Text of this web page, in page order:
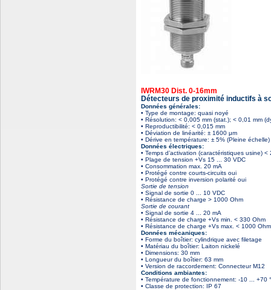
IWRM30 Dist. 0-16mm
Détecteurs de proximité inductifs à
Données générales:
• Type de montage: quasi noyé
• Résolution: < 0,005 mm (stat.); < 0,01 mm
• Reproductibilité: < 0,015 mm
• Déviation de linéarité: ± 1600 μm
• Dérive en température: ± 5% (Pleine échelle)
Données électriques:
• Temps d’activation (caractéristiques usine) <
• Plage de tension +Vs 15 ... 30 VDC
• Consommation max. 20 mA
• Protégé contre courts-circuits oui
• Protégé contre inversion polarité oui
Sortie de tension
• Signal de sortie 0 ... 10 VDC
• Résistance de charge > 1000 Ohm
Sortie de courant
• Signal de sortie 4 ... 20 mA
• Résistance de charge +Vs min. < 330 Ohm
• Résistance de charge +Vs max. < 1000 Ohm
Données mécaniques:
• Forme du boîtier: cylindrique avec filetage
• Matériau du boîtier: Laiton nickelé
• Dimensions: 30 mm
• Longueur du boîtier: 63 mm
• Version de raccordement: Connecteur M12
Conditions ambiantes:
• Température de fonctionnement: -10 ... +70
• Classe de protection: IP 67